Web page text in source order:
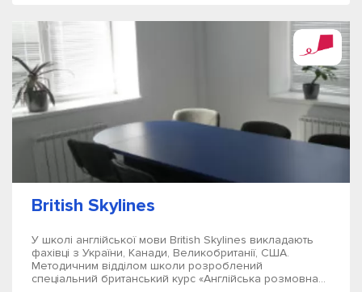
British Skylines
У школі англійської мови British Skylines викладають
фахівці з України, Канади, Великобританії, США.
Методичним відділом школи розроблений
спеціальний британський курс «Англійська розмовна...